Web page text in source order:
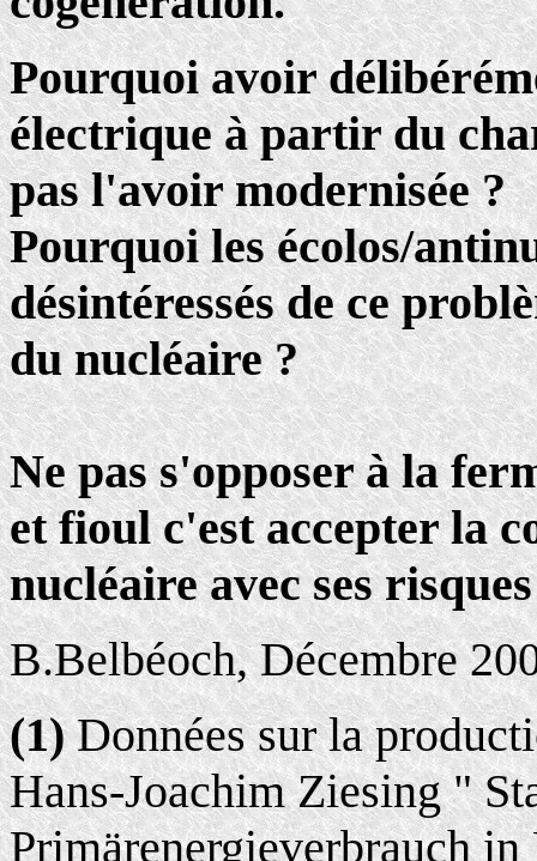
Pourquoi avoir
électrique à partir du
pas l'avoir modernisée ?
Pourquoi les écolos/
désintéressés de ce
du nucléaire ?
Ne pas s'opposer à la
et fioul c'est accepter la
nucléaire avec ses
B.Belbéoch, Décembre
(1)Données sur la
Hans-Joachim Ziesing "
Primärenergieverbrauch